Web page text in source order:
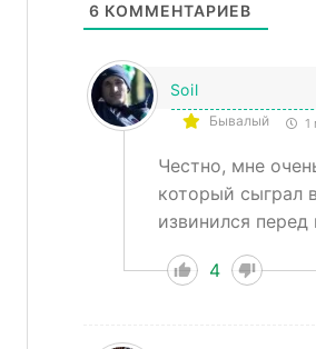
6 КОММЕНТАРИЕВ
Soil
Бывалый 1
Честно, мне
который сыграл
извинился
4